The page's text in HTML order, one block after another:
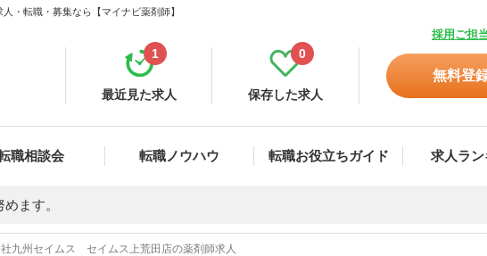
・転職・募集なら【マイナビ薬剤師】
採用ご担
最近見た求人
1
保存した求人
0
無料登
職相談会 転職ノウハウ 転職お役立ちガイド 求人ラ
ます。
九州セイムス セイムス上荒田店の薬剤師求人